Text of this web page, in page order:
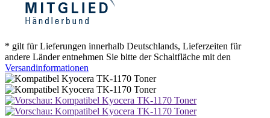
* gilt für Lieferungen innerhalb Deutschlands, Lieferzeiten für
andere Länder entnehmen Sie bitte der Schaltfläche mit den
Versandinformationen